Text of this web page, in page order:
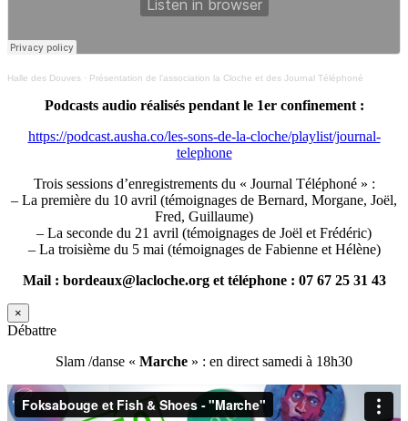
Halle des Douves · Présentation de l’association la Cloche et des Journal Téléphoné
Podcasts audio réalisés pendant le 1er confinement :
https://podcast.ausha.co/les-sons-de-la-cloche/playlist/journal-
telephone
Trois sessions d’enregistrements du « Journal Téléphoné » :
– La première du 10 avril (témoignages de Bernard, Morgane, Joël,
Fred, Guillaume)
– La seconde du 21 avril (témoignages de Joël et Frédéric)
– La troisième du 5 mai (témoignages de Fabienne et Hélène)
Mail : bordeaux@lacloche.org et téléphone : 07 67 25 31 43
×
Débattre
Slam /danse « Marche » : en direct samedi à 18h30